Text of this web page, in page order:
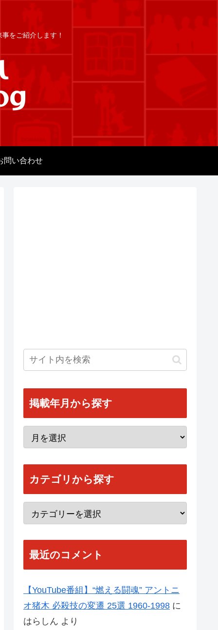
をご紹介します！
問い合わせ
掲載年月から探す
カテゴリから探す
最近のコメント
【YouTube番組】“燃える闘魂” アントニ
オ猪木 必殺技の変遷 25選 1960-1998 に
はらしん より